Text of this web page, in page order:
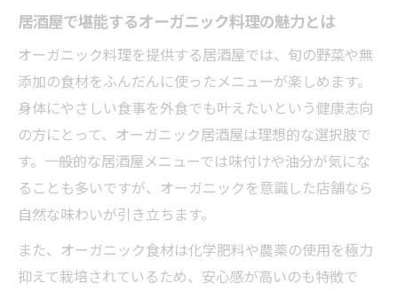
自然素材にこだわる居酒屋飲み会の楽しみ
居酒屋で叶える健康的な飲み会のコツを紹
介
オーガニック食材が飲み会に与える効果と
は
会話が弾む居酒屋のおつまみ選びの基準
居酒屋飲み会で選ぶべき自然派メニューの
特徴
オーガニック派なら選びたい居酒屋の魅力
居酒屋で堪能するオーガニック料理の魅力とは
オーガニック料理を提供する居酒屋では、旬の野菜や無
添加の食材をふんだんに使ったメニューが楽しめます。
身体にやさしい食事を外食でも叶えたいという健康志向
の方にとって、オーガニック居酒屋は理想的な選択肢で
す。一般的な居酒屋メニューでは味付けや油分が気にな
ることも多いですが、オーガニックを意識した店舗なら
自然な味わいが引き立ちます。
また、オーガニック食材は化学肥料や農薬の使用を極力
抑えて栽培されているため、安心感が高いのも特徴で